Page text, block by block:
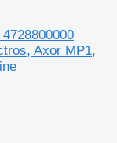
Axor MP1,